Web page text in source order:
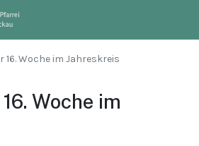
16. Woche im Jahreskreis
Woche im